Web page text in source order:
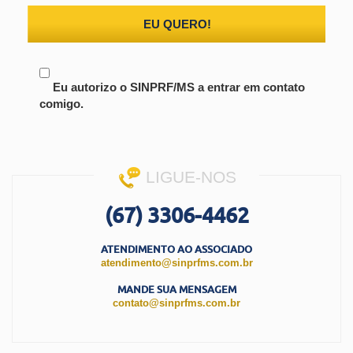
EU QUERO!
Eu autorizo o SINPRF/MS a entrar em contato
comigo.
LIGUE-NOS
(67) 3306-4462
ATENDIMENTO AO ASSOCIADO
atendimento@sinprfms.com.br
MANDE SUA MENSAGEM
contato@sinprfms.com.br